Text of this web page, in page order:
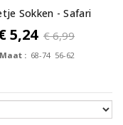
Sokken - Safari
Savage
5,24 € 6,99
Maat : 68-74 56-62